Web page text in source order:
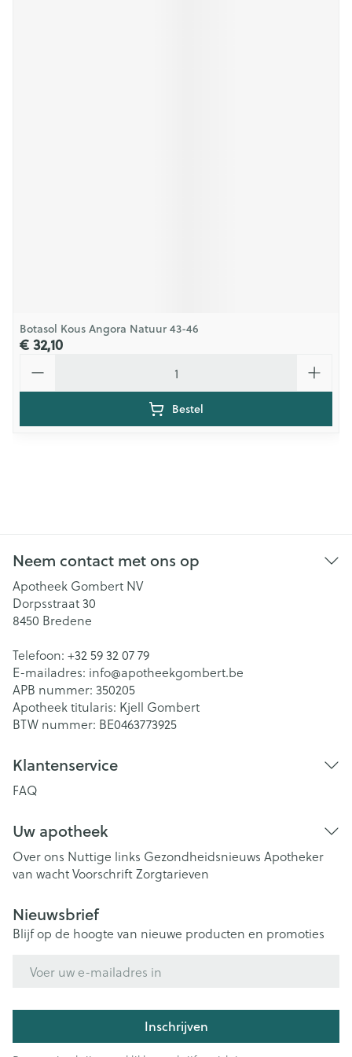
Botasol Kous Angora Natuur 43-46
€ 32,10
Bestel
Neem contact met ons op
Apotheek Gombert NV
Dorpsstraat 30
8450 Bredene
Telefoon: +32 59 32 07 79
E-mailadres: info@apotheekgombert.be
APB nummer: 350205
Apotheek titularis: Kjell Gombert
BTW nummer: BE0463773925
Klantenservice
FAQ
Uw apotheek
Over ons Nuttige links Gezondheidsnieuws Apotheker
van wachtVoorschriftZorgtarieven
Nieuwsbrief
Blijf op de hoogte van nieuwe producten en promoties
Inschrijven